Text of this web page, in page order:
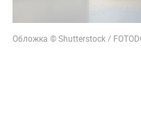
Обложка © Shutterstock /